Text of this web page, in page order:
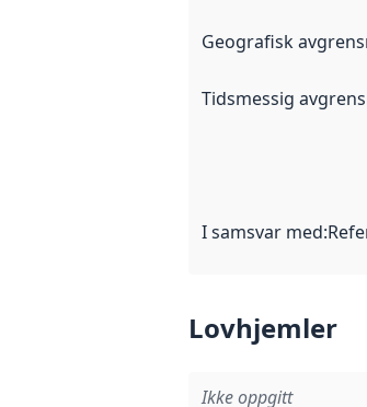
Geografisk
Tidsmessig
I samsvar med:
Lovhjemler
Ikke oppgitt